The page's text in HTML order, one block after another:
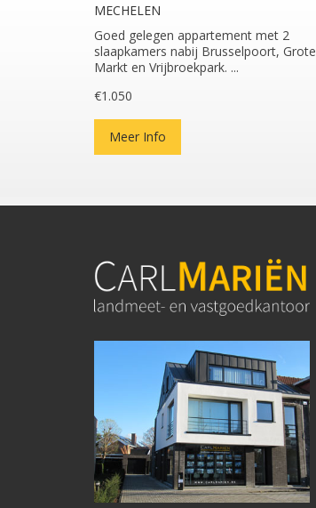
MECHELEN
Goed gelegen appartement met 2
slaapkamers nabij Brusselpoort, Grote
Markt en Vrijbroekpark. ...
€1.050
Meer Info